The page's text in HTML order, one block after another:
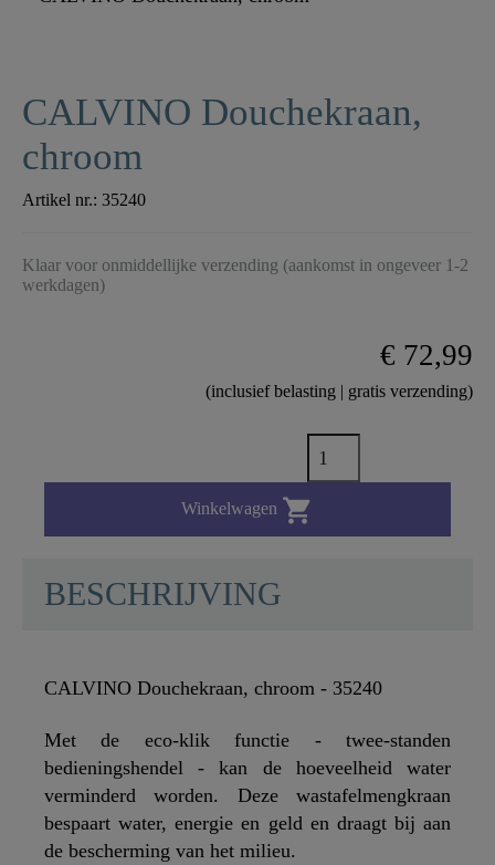
CALVINO Douchekraan,
chroom
Artikel nr.: 35240
Klaar voor onmiddellijke verzending (aankomst in ongeveer 1-2
werkdagen)
€ 72,99
(inclusief belasting | gratis verzending)
Winkelwagen 
BESCHRIJVING
CALVINO Douchekraan, chroom - 35240
Met de eco-klik functie - twee-standen
bedieningshendel - kan de hoeveelheid water
verminderd worden. Deze wastafelmengkraan
bespaart water, energie en geld en draagt bij aan
de bescherming van het milieu.